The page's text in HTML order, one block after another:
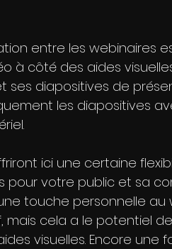
entre les webinaires
à côté des aides
ses diapositives de
les diapositives
ici une certaine
pour votre public et sa
touche personnelle au
mais cela a le potentiel
visuelles. Encore une